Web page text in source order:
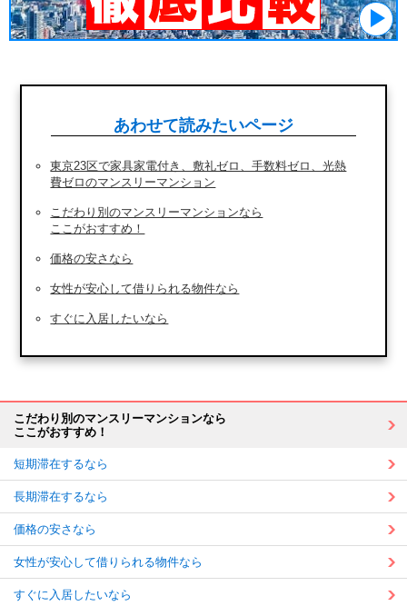
あわせて読みたいページ
東京23区で家具家電付き、敷礼ゼロ、手数料ゼロ、光熱
費ゼロのマンスリーマンション
こだわり別のマンスリーマンションなら
ここがおすすめ！
価格の安さなら
女性が安心して借りられる物件なら
すぐに入居したいなら
こだわり別のマンスリーマンションなら
ここがおすすめ！
短期滞在するなら
長期滞在するなら
価格の安さなら
女性が安心して借りられる物件なら
すぐに入居したいなら